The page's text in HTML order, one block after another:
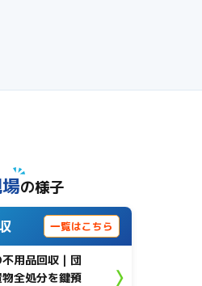
の様子
一覧はこちら
用品回収｜団
全処分を鍵預